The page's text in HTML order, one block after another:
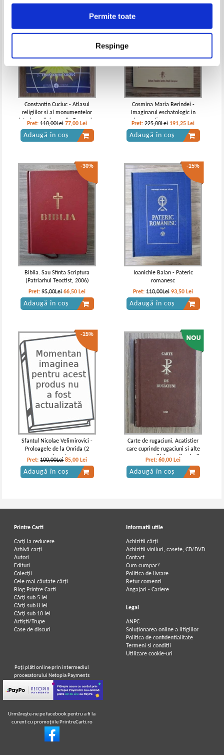
Permite toate
Respinge
Constantin Cuciuc - Atlasul
religiilor si al monumentelor
istorice religioase din Romania
Pret:110,00Lei 77,00 Lei
Adaugă în coș
Cosmina Maria Berindei -
Imaginarul eschatologic in
iconografia romaneasca
Pret:225,00Lei 191,25 Lei
Adaugă în coș
-30%
Biblia. Sau Sfinta Scriptura
(Patriarhul Teoctist, 2006)
Pret:95,00Lei 66,50 Lei
Adaugă în coș
-15%
Ioanichie Balan - Pateric
romanesc
Pret:110,00Lei 93,50 Lei
Adaugă în coș
-15%
Sfantul Nicolae Velimirovici -
Proloagele de la Onrida (2
volume)
Pret:100,00Lei 85,00 Lei
Adaugă în coș
Carte de rugaciuni. Acatistier
care cuprinde rugaciuni si alte
canoane umilicioase (facsimil
1861)
Pret:60,00 Lei
Adaugă în coș
Printre Carti
Carți la reducere
Arhivă carți
Autori
Edituri
Colecții
Cele mai căutate cărți
Blog Printre Carti
Cărţi sub 5 lei
Cărţi sub 8 lei
Cărţi sub 10 lei
Artiști/Trupe
Case de discuri
Informatii utile
Achizitii cărți
Achizitii viniluri, casete, CD/DVD
Contact
Cum cumpar?
Politica de livrare
Retur comenzi
Angajari - Cariere
Legal
ANPC
Soluționarea online a litigiilor
Politica de confidentialitate
Termeni si conditii
Utilizare cookie-uri
Poţi plăti online prin intermediul
procesatorului Netopia Payments
Urmăreşte-ne pe facebook pentru a fi la
curent cu promoţiile PrintreCarti.ro